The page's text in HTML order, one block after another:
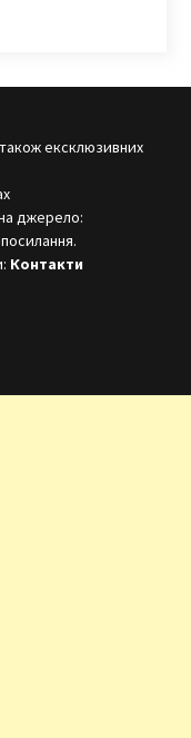
ексклюзивних
джерело:
Контакти